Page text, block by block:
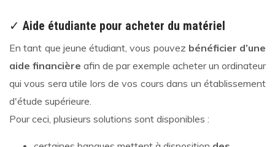
✓ Aide étudiante pour acheter du matériel
En tant que jeune étudiant, vous pouvez bénéficier d’une
aide financière afin de par exemple acheter un ordinateur
qui vous sera utile lors de vos cours dans un établissement
d'étude supérieure.
Pour ceci, plusieurs solutions sont disponibles :